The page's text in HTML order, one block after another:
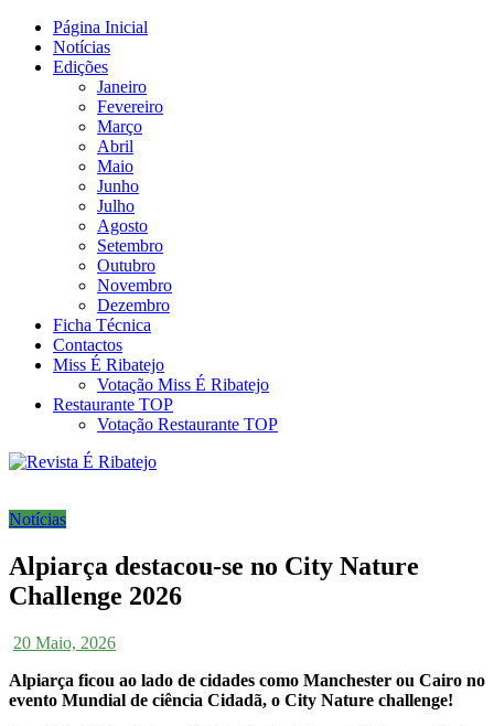
Skip
content
É Ribatejo – Revista Social
Online
Revista Social Online
Página Inicial
Notícias
Edições
Janeiro
Fevereiro
Março
Abril
Maio
Junho
Julho
Agosto
Setembro
Outubro
Novembro
Dezembro
Ficha Técnica
Contactos
Miss É Ribatejo
Votação Miss É Ribatejo
Restaurante TOP
Votação Restaurante TOP
Notícias
Alpiarça destacou-se no City Nature
Challenge 2026
20 Maio, 2026
Alpiarça ficou ao lado de cidades como Manchester ou Cairo no
evento Mundial de ciência Cidadã, o City Nature challenge!